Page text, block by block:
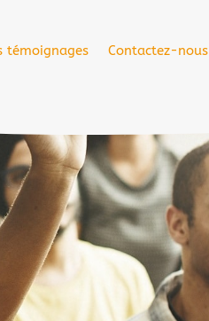
témoignages Contactez-nous